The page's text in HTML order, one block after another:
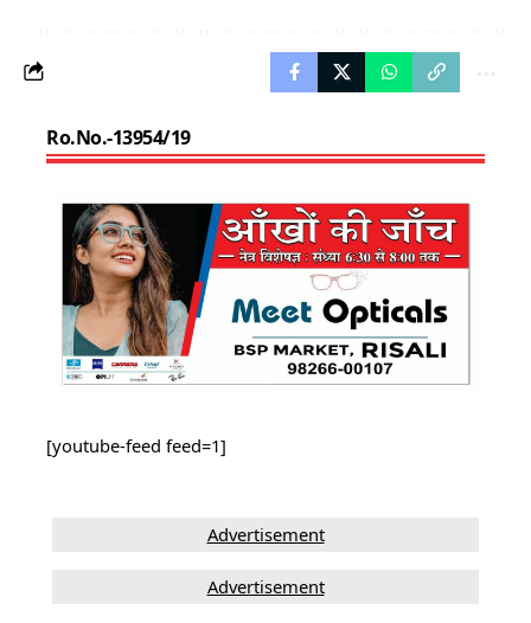
Ro.No.-13954/19
[youtube-feed feed=1]
Advertisement
Advertisement